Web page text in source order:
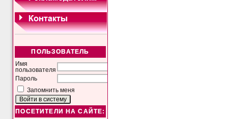
ПОЛЬЗОВАТЕЛЬ
Имя
пользователя
Пароль
Запомнить меня
ПОСЕТИТЕЛИ НА САЙТЕ: